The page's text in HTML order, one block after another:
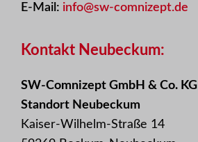
E-Mail: info@sw-comnizept.de
Kontakt Neubeckum:
SW-Comnizept GmbH & Co. KG
Standort Neubeckum
Kaiser-Wilhelm-Straße 14